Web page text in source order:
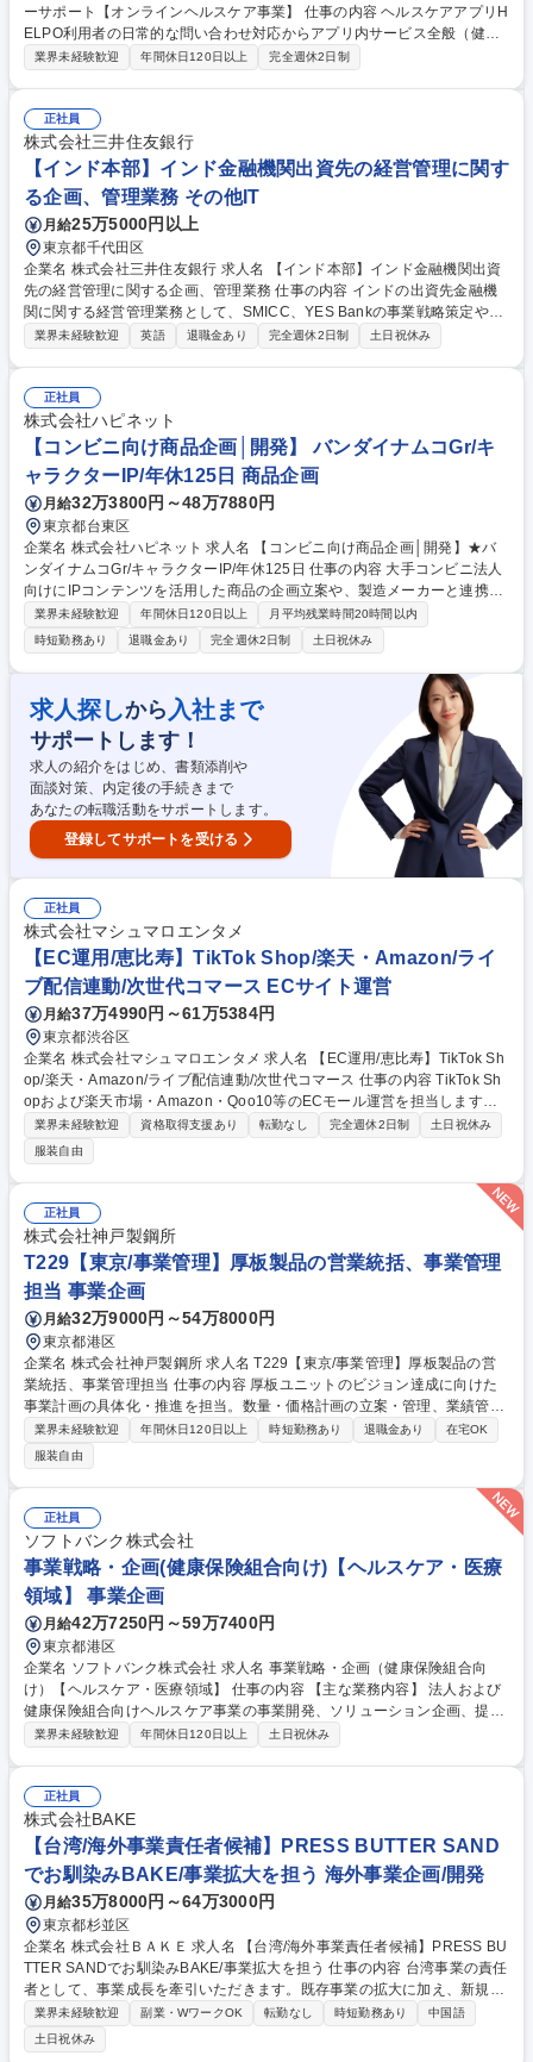
ーサポート【オンラインヘルスケア事業】 仕事の内容 ヘルスケアアプリH
ELPO利用者の日常的な問い合わせ対応からアプリ内サービス全般（健康
相談チャット、オンライン診療、特定保健指導など）の運用支援および業
ート体制強化のためFAQの整備 ■特定保健指導の運用補助：対象者からの
申し込み受付からオンライン初回面談の設定、申し込み勧奨と対象者のフ
ォローアップ対応 ■オンライン診療運営支援：予約受付から請求などの会
計事務処理、処方薬の配送調整など、HELPOアプリ内から予約可能なオ
ンライン診療の一連の流れを 支援 募集職種 オペレーション企画改善・カ
スタマーサポート【オンラインヘルスケア事業】
業界未経験歓迎 年間休日120日以上 完全週休2日制
正社員
株式会社三井住友銀行
【インド本部】インド金融機関出資先の経営管理に関す
る企画、管理業務 その他IT
月給25万5000円以上
東京都千代田区
企業名 株式会社三井住友銀行 求人名 【インド本部】インド金融機関出資
先の経営管理に関する企画、管理業務 仕事の内容 インドの出資先金融機
関に関する経営管理業務として、SMICC、YES Bankの事業戦略策定や予
算・計数管理、ガバナンス体制強化、社内外ステークホルダーとの連携、
オーガニック、インオーガニックの戦略をスピード感持って推進していく
ために、2025年4月にインド本部を設立しました。 ■インド本部では様々
なバックグラウンドのメンバーが東京、インド、シンガポールでグローバ
ルに連携して活躍中です。 募集職種 【インド本部】インド金融機関出資
先の経営管理に関する企画、管理業務
業界未経験歓迎 英語 退職金あり 完全週休2日制 土日祝休み
正社員
株式会社ハピネット
【コンビニ向け商品企画│開発】 バンダイナムコGr/キ
ャラクターIP/年休125日 商品企画
月給32万3800円～48万7880円
東京都台東区
企業名 株式会社ハピネット 求人名 【コンビニ向け商品企画│開発】★バ
ンダイナムコGr/キャラクターIP/年休125日 仕事の内容 大手コンビニ法人
向けにIPコンテンツを活用した商品の企画立案や、製造メーカーと連携し
た開発業務を行います。SNSや市場動向を読み、次のヒット商品を仕掛け
るトレンドを生み出す側になれる仕事です。 ■大手コンビニ法人を中心
に、IPコンテンツを起用した店頭キャンペーンや商品の企画立案■SNS分
析によるトレンドIPの早期発掘■権利元への企画提案と許諾交渉■大手食
品・飲料メーカーへのIPコンテンツを起用したセールスプロモーション業
務■製造メーカーとの折衝と品質管理業務 ※SNSや市場の動向を読み、次
のヒット商品を仕掛ける面白さがあり、トレンドを生み出す側になれま
す!! 募集職種 【コンビニ向け商品企画│開発】★バンダイナムコGr/キャラ
クターIP/年休125日
業界未経験歓迎 年間休日120日以上
月平均残業時間20時間以内
時短勤務あり
退職金あり 完全週休2日制 土日祝休み
求人探しから 入社まで
サポートします！
求人の紹介をはじめ、書類添削や
面談対策、内定後の手続きまで
あなたの転職活動をサポートします。
登録してサポートを受ける
正社員
株式会社マシュマロエンタメ
【EC運用/恵比寿】TikTok Shop/楽天・Amazon/ライ
ブ配信連動/次世代コマース ECサイト運営
月給37万4990円～61万5384円
東京都渋谷区
企業名 株式会社マシュマロエンタメ 求人名 【EC運用/恵比寿】TikTok Sh
op/楽天・Amazon/ライブ配信連動/次世代コマース 仕事の内容 TikTok Sh
opおよび楽天市場・Amazon・Qoo10等のECモール運営を担当します。
商品登録や在庫管理といった店舗運営に加え、ライブ配信やインフルエン
サー施策と連動したプロモーション企画立案・実行をお任せします。 【具
体的には】 ■TikTok Shopおよび各種ECモール(楽天市場・Amazon・Qoo
10等)の運営管理 ■商品登録、在庫・価格管理、配送・返品フローの調整 ■
プロモーション企画立案・実行(セール/キャンペーン/ライブ配信連動施策
など) ■ECモールおよびTikTok Shop内のデータ分析(売上、CVR、広告効
果等)による改善提案 ■インフルエンサーやプラットフォームとの折衝・調
整 募集職種 【EC運用/恵比寿】TikTok Shop/楽天・Amazon/ライブ配信連
動/次世代コマース
業界未経験歓迎 資格取得支援あり 転勤なし 完全週休2日制
土日祝休み
服装自由
正社員
株式会社神戸製鋼所
T229【東京/事業管理】厚板製品の営業統括、事業管理
担当 事業企画
月給32万9000円～54万8000円
東京都港区
企業名 株式会社神戸製鋼所 求人名 T229【東京/事業管理】厚板製品の営
業統括、事業管理担当 仕事の内容 厚板ユニットのビジョン達成に向けた
事業計画の具体化・推進を担当。数量・価格計画の立案・管理、業績管
理、ユニット横断プロジェクト（DX等）の推進など、事業の中核となる
管理業務をお任せします。 【業務詳細】(1)製造負荷・販売数量・業績等
の各種管理業務 (2)予算取りまとめ・業績管理 (3)事業計画の立案・進捗管
理 (4)DX推進をはじめとするユニット横断プロジェクトの主導・関係部署
との折衝 【入社後のイメージ】入社直後は鉄鋼業界や製品知識、各種管理
実務の基礎を習得。相談しやすいフォロー体制が整っており、約半年後を
目安に各種管理業務を独り立ちして遂行いただく想定です。 募集職種 T22
9【東京/事業管理】厚板製品の営業統括、事業管理担当
業界未経験歓迎 年間休日120日以上 時短勤務あり 退職金あり
在宅OK
服装自由
正社員
ソフトバンク株式会社
事業戦略・企画(健康保険組合向け)【ヘルスケア・医療
領域】 事業企画
月給42万7250円～59万7400円
東京都港区
企業名 ソフトバンク株式会社 求人名 事業戦略・企画（健康保険組合向
け）【ヘルスケア・医療領域】 仕事の内容 【主な業務内容】 法人および
健康保険組合向けヘルスケア事業の事業開発、ソリューション企画、提案
および実装推進 ■健康保険組合や企業人事部門などにおける重症化予防、
業計画および各種KPIの策定 ■RFP／公募案件対応（提案書作成、事業ス
キーム設計、プレゼンテーション、見積作成、質疑対応） 募集職種 事業
戦略・企画（健康保険組合向け）【ヘルスケア・医療領域】
業界未経験歓迎 年間休日120日以上 土日祝休み
正社員
株式会社BAKE
【台湾/海外事業責任者候補】PRESS BUTTER SAND
でお馴染みBAKE/事業拡大を担う 海外事業企画/開発
月給35万8000円～64万3000円
東京都杉並区
企業名 株式会社ＢＡＫＥ 求人名 【台湾/海外事業責任者候補】PRESS BU
TTER SANDでお馴染みBAKE/事業拡大を担う 仕事の内容 台湾事業の責任
者として、事業成長を牽引いただきます。既存事業の拡大に加え、新規出
店・営業開発・ブランド戦略・デジタル施策など、台湾市場における事業
全体を統括いただくポジションです。 【事業推進】■台湾事業の売上/収益
拡大に向けた戦略立案～実行 ■既存店舗の業績改善およびKPIマネジメン
業界未経験歓迎 副業・WワークOK 転勤なし 時短勤務あり
中国語
土日祝休み